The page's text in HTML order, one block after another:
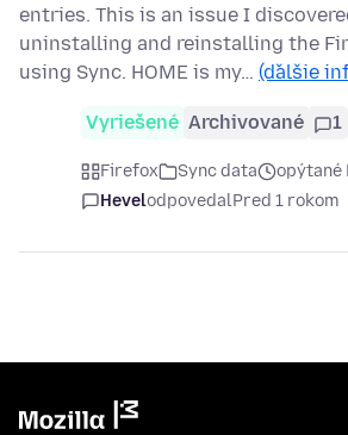
entries. This is an issue I
uninstalling and reinstalling the
using Sync. HOME is my… (ďalšie
Vyriešené Archivované 1
Firefox Sync data
opýtané
HevelodpovedalPred 1 rokom